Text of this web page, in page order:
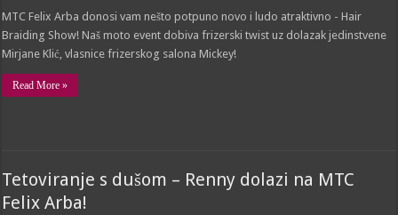
MTC Felix Arba donosi vam nešto potpuno novo i ludo atraktivno - Hair
Braiding Show! Naš moto event dobiva frizerski twist uz dolazak jedinstvene
Mirjane Klić, vlasnice frizerskog salona Mickey!
Read More »
Tetoviranje s dušom – Renny dolazi na MTC
Felix Arba!